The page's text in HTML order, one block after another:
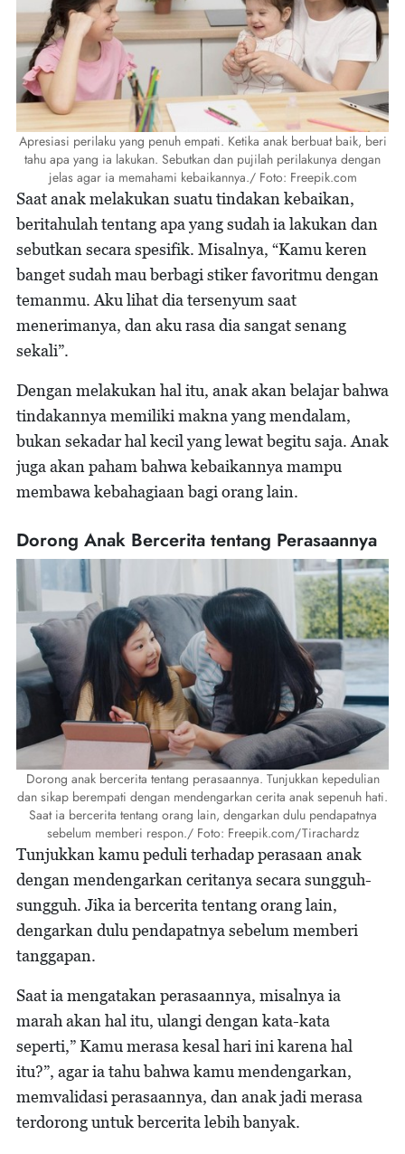
Apresiasi perilaku yang penuh empati. Ketika anak berbuat baik, beri
tahu apa yang ia lakukan. Sebutkan dan pujilah perilakunya dengan
jelas agar ia memahami kebaikannya./ Foto: Freepik.com
Saat anak melakukan suatu tindakan kebaikan,
beritahulah tentang apa yang sudah ia lakukan dan
sebutkan secara spesifik. Misalnya, “Kamu keren
banget sudah mau berbagi stiker favoritmu dengan
temanmu. Aku lihat dia tersenyum saat
menerimanya, dan aku rasa dia sangat senang
sekali”.
Dengan melakukan hal itu, anak akan belajar bahwa
tindakannya memiliki makna yang mendalam,
bukan sekadar hal kecil yang lewat begitu saja. Anak
juga akan paham bahwa kebaikannya mampu
membawa kebahagiaan bagi orang lain.
Dorong Anak Bercerita tentang Perasaannya
Dorong anak bercerita tentang perasaannya. Tunjukkan kepedulian
dan sikap berempati dengan mendengarkan cerita anak sepenuh hati.
Saat ia bercerita tentang orang lain, dengarkan dulu pendapatnya
sebelum memberi respon./ Foto: Freepik.com/Tirachardz
Tunjukkan kamu peduli terhadap perasaan anak
dengan mendengarkan ceritanya secara sungguh-
sungguh. Jika ia bercerita tentang orang lain,
dengarkan dulu pendapatnya sebelum memberi
tanggapan.
Saat ia mengatakan perasaannya, misalnya ia
marah akan hal itu, ulangi dengan kata-kata
seperti,” Kamu merasa kesal hari ini karena hal
itu?”, agar ia tahu bahwa kamu mendengarkan,
memvalidasi perasaannya, dan anak jadi merasa
terdorong untuk bercerita lebih banyak.